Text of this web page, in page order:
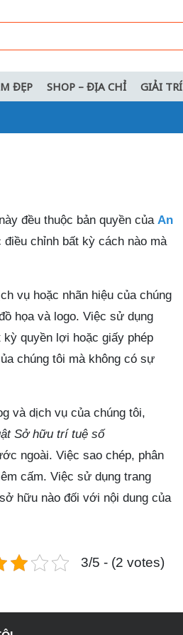
ĐẸP SHOP – ĐỊA CHỈ GIẢI TRÍ
đều thuộc bản quyền của An
chỉnh bất kỳ cách nào mà
vụ hoặc nhãn hiệu của chúng
họa và logo. Việc sử dụng
quyền lợi hoặc giấy phép
chúng tôi mà không có sự
và dịch vụ của chúng tôi,
Sở hữu trí tuệ số
ngoài. Việc sao chép, phân
cấm. Việc sử dụng trang
hữu nào đối với nội dung của
3/5 - (2 votes)